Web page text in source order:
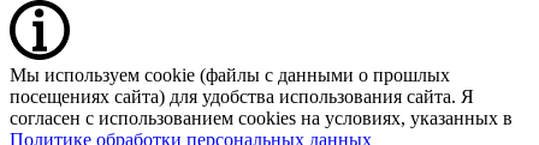
Мы используем cookie (файлы с данными о прошлых
посещениях сайта) для удобства использования сайта. Я
согласен с использованием cookies на условиях, указанных в
Политике обработки персональных данных